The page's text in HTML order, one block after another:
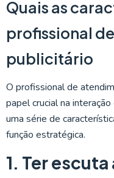
Quais as
profissional
publicitário
O profissional de
papel crucial na
uma série de
função estratégica.
1. Ter